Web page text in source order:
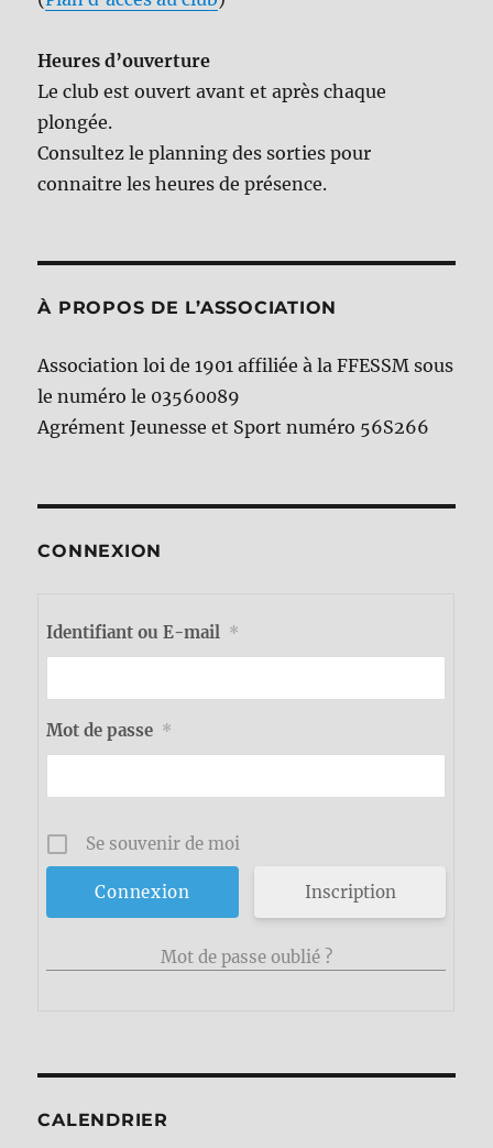
Heures d’ouverture
Le club est ouvert avant et après chaque
plongée.
Consultez le planning des sorties pour
connaitre les heures de présence.
À PROPOS DE L’ASSOCIATION
Association loi de 1901 affiliée à la FFESSM sous
le numéro le 03560089
Agrément Jeunesse et Sport numéro 56S266
CONNEXION
Identifiant ou E-mail *
Mot de passe *
Se souvenir de moi
Inscription
Mot de passe oublié ?
CALENDRIER